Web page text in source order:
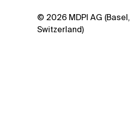
© 2026 MDPI AG (Basel,
Switzerland)